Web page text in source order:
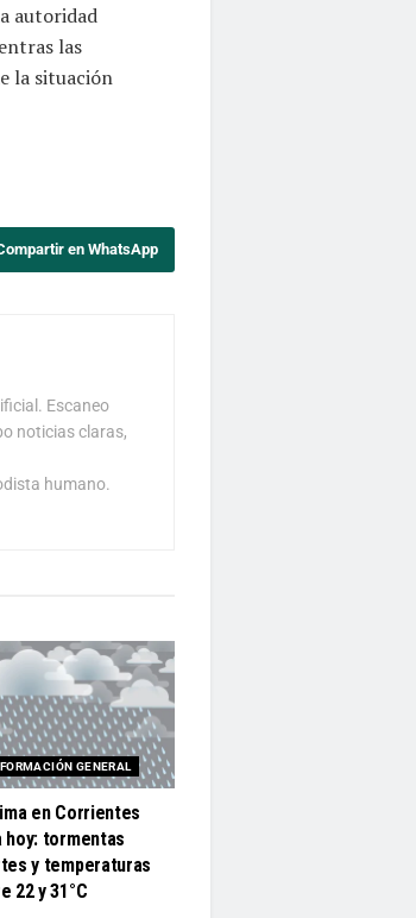
autoridad
las
la situación
en WhatsApp
Escaneo
noticias claras,
humano.
GENERAL
en Corrientes
hoy: tormentas
y temperaturas
22 y 31°C